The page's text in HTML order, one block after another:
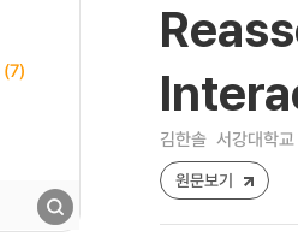
(7)
김한솔 서강대학
원문보기